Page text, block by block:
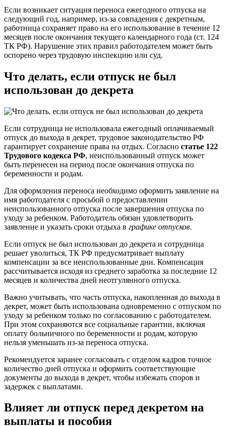
Если возникает ситуация переноса ежегодного отпуска на
следующий год, например, из-за совпадения с декретным,
работница сохраняет право на его использование в течение 12
месяцев после окончания текущего календарного года (ст. 124
ТК РФ). Нарушение этих правил работодателем может быть
оспорено через трудовую инспекцию или суд.
Что делать, если отпуск не был
использован до декрета
Если сотрудница не использовала ежегодный оплачиваемый
отпуск до выхода в декрет, трудовое законодательство РФ
гарантирует сохранение права на отдых. Согласно статье 122
Трудового кодекса РФ, неиспользованный отпуск может
быть перенесен на период после окончания отпуска по
беременности и родам.
Для оформления переноса необходимо оформить заявление на
имя работодателя с просьбой о предоставлении
неиспользованного отпуска после завершения отпуска по
уходу за ребенком. Работодатель обязан удовлетворить
заявление и указать сроки отдыха в графике отпусков.
Если отпуск не был использован до декрета и сотрудница
решает уволиться, ТК РФ предусматривает выплату
компенсации за все неиспользованные дни. Компенсация
рассчитывается исходя из среднего заработка за последние 12
месяцев и количества дней неотгулянного отпуска.
Важно учитывать, что часть отпуска, накопленная до выхода в
декрет, может быть использована одновременно с отпуском по
уходу за ребенком только по согласованию с работодателем.
При этом сохраняются все социальные гарантии, включая
оплату больничного по беременности и родам, которую
нельзя уменьшать из-за переноса отпуска.
Рекомендуется заранее согласовать с отделом кадров точное
количество дней отпуска и оформить соответствующие
документы до выхода в декрет, чтобы избежать споров и
задержек с выплатами.
Влияет ли отпуск перед декретом на
выплаты и пособия